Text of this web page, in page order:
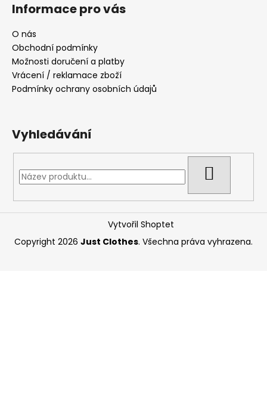
Informace pro vás
O nás
Obchodní podmínky
Možnosti doručení a platby
Vrácení / reklamace zboží
Podmínky ochrany osobních údajů
Vyhledávání
Vytvořil Shoptet
Copyright 2026 Just Clothes. Všechna práva vyhrazena.